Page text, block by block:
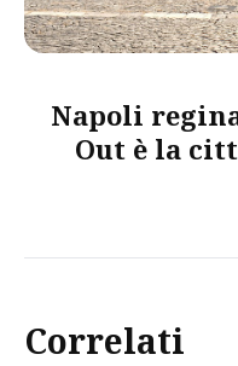
Napoli
Out è la
Correlati